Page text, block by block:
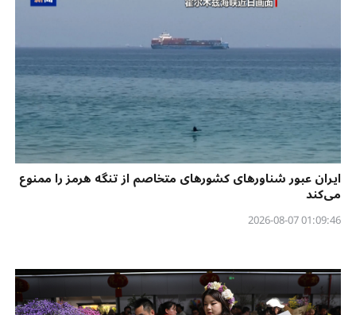
ایران عبور شناورهای کشورهای متخاصم از تنگه هرمز را ممنوع
می‌کند
01:09:46 2026-08-07